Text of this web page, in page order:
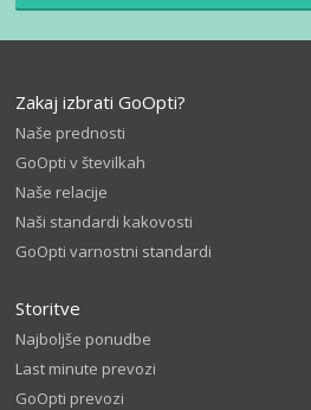
Zakaj izbrati GoOpti?
Naše prednosti
GoOpti v številkah
Naše relacije
Naši standardi kakovosti
GoOpti varnostni standardi
Storitve
Najboljše ponudbe
Last minute prevozi
GoOpti prevozi